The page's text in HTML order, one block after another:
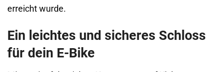
erreicht wurde.
Ein leichtes und sicheres Schloss
für dein E-Bike